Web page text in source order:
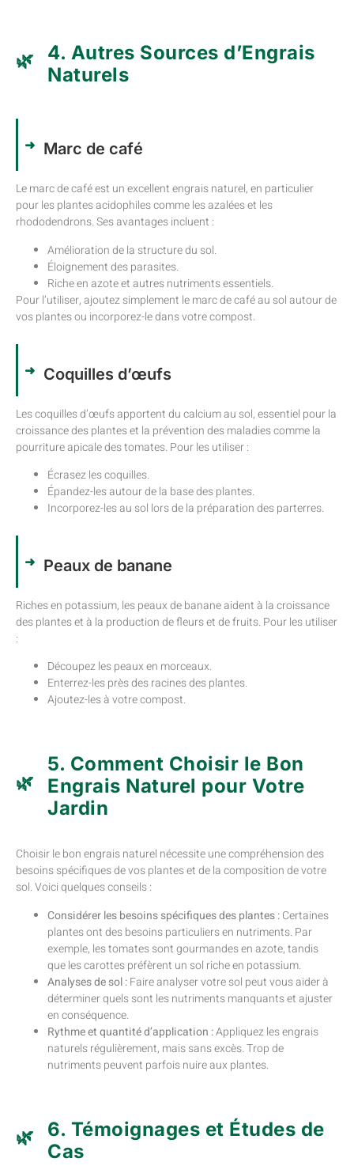
4. Autres Sources d’Engrais
Naturels
Marc de café
Le marc de café est un excellent engrais naturel, en particulier
pour les plantes acidophiles comme les azalées et les
rhododendrons. Ses avantages incluent :
Amélioration de la structure du sol.
Éloignement des parasites.
Riche en azote et autres nutriments essentiels.
Pour l’utiliser, ajoutez simplement le marc de café au sol autour de
vos plantes ou incorporez-le dans votre compost.
Coquilles d’œufs
Les coquilles d’œufs apportent du calcium au sol, essentiel pour la
croissance des plantes et la prévention des maladies comme la
pourriture apicale des tomates. Pour les utiliser :
Écrasez les coquilles.
Épandez-les autour de la base des plantes.
Incorporez-les au sol lors de la préparation des parterres.
Peaux de banane
Riches en potassium, les peaux de banane aident à la croissance
des plantes et à la production de fleurs et de fruits. Pour les utiliser
:
Découpez les peaux en morceaux.
Enterrez-les près des racines des plantes.
Ajoutez-les à votre compost.
5. Comment Choisir le Bon
Engrais Naturel pour Votre
Jardin
Choisir le bon engrais naturel nécessite une compréhension des
besoins spécifiques de vos plantes et de la composition de votre
sol. Voici quelques conseils :
Considérer les besoins spécifiques des plantes :Certaines
plantes ont des besoins particuliers en nutriments. Par
exemple, les tomates sont gourmandes en azote, tandis
que les carottes préfèrent un sol riche en potassium.
Analyses de sol :Faire analyser votre sol peut vous aider à
déterminer quels sont les nutriments manquants et ajuster
en conséquence.
Rythme et quantité d’application :Appliquez les engrais
naturels régulièrement, mais sans excès. Trop de
nutriments peuvent parfois nuire aux plantes.
6. Témoignages et Études de
Cas